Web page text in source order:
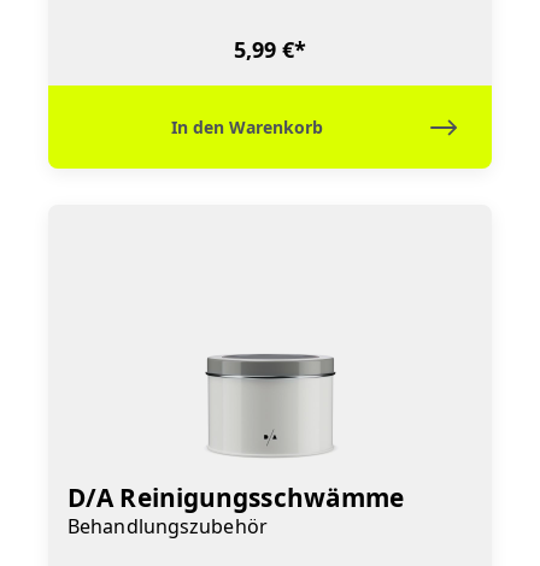
5,99 €*
In den Warenkorb
D/A Reinigungsschwämme
Behandlungszubehör